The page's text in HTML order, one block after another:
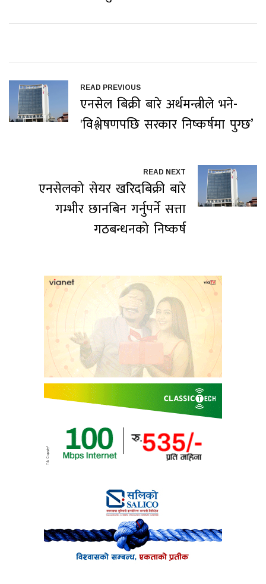
READ PREVIOUS
एनसेल बिक्री बारे अर्थमन्त्रीले भने-
'विश्लेषणपछि सरकार निष्कर्षमा पुग्छ’
READ NEXT
एनसेलको सेयर खरिदबिक्री बारे
गम्भीर छानबिन गर्नुपर्ने सत्ता
गठबन्धनको निष्कर्ष